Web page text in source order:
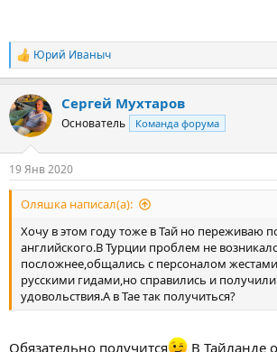
Р
е
к
ц
и
Юрий Иваныч
Сергей Мухтаров
Основатель Команда форума
19 Янв 2020
Оляшка написал(а):
Хочу в этом году тоже в Тай но переживаю
английского.В Турции проблем не
посложнее,общались с персоналом
русскими гидами,но справились и
удовольствия.А в Тае так получиться?
Обязательно получится
В Тайланде